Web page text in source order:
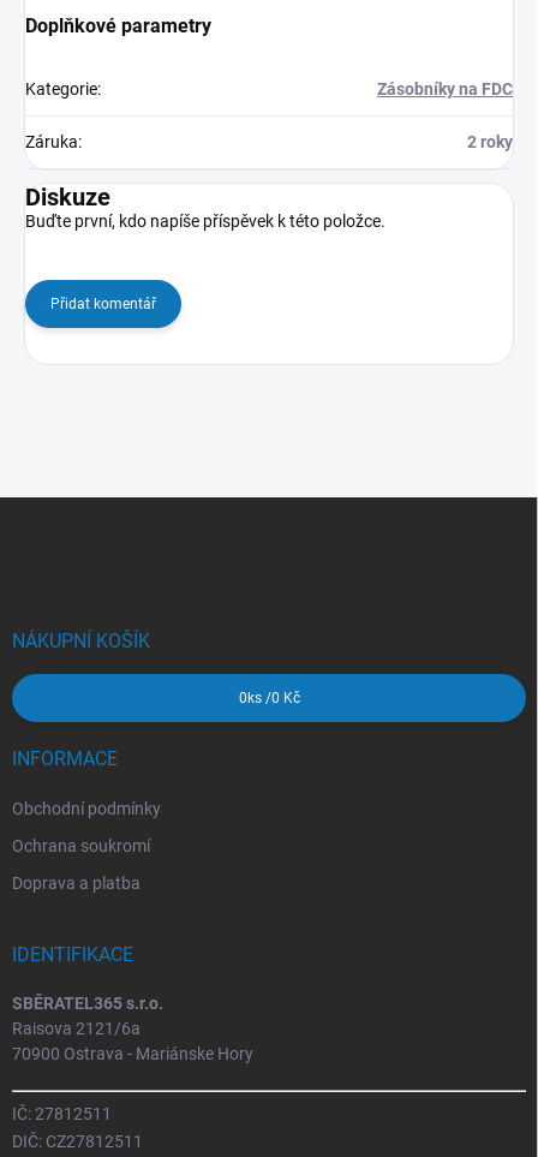
Doplňkové parametry
Kategorie: Zásobníky na FDC
Záruka: 2 roky
Diskuze
Buďte první, kdo napíše příspěvek k této položce.
Přidat komentář
NÁKUPNÍ KOŠÍK
0 ks /0 Kč
INFORMACE
Obchodní podmínky
Ochrana soukromí
Doprava a platba
IDENTIFIKACE
SBĚRATEL365 s.r.o.
Raisova 2121/6a
70900 Ostrava - Mariánske Hory
IČ: 27812511
DIČ: CZ27812511